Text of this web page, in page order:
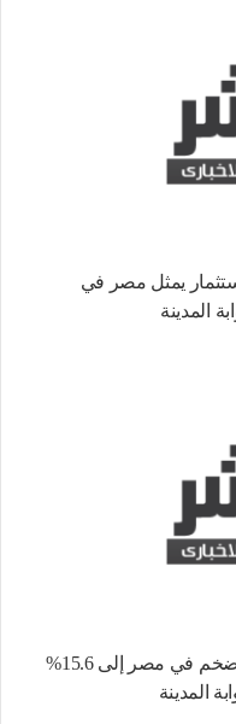
45%.. وزير الاستثمار يمثل مصر في
المدينة
استطلاع لـ «رويترز» يرجح ارتفاع التضخم في مصر إلى 15.6%
المدينة